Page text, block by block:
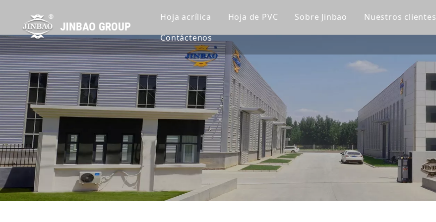
Hoja acrílica
Hoja de acrílico fundido
Hoja de acrílico transparente
Hoja de acrílico de color
Extruir lámina acrílica
Hoja de acrílico esmerilado
Hoja de acrílico espejo
Hoja de acrílico de patrón
Hoja acrílica súper gruesa
Hoja de PVC
Tablero de gabinete de PVC
Tablero de PVC Celuka
Tablero de espuma extruido de PVC
Tablero de espuma sin PVC
Panel de pared de WPC
Panel de pared ultravioleta
Sobre Jinbao
Perfil de la empresa
Línea de fábrica
Certificaciones
Noticias de la compañía
Nuestros clientes
Contáctenos